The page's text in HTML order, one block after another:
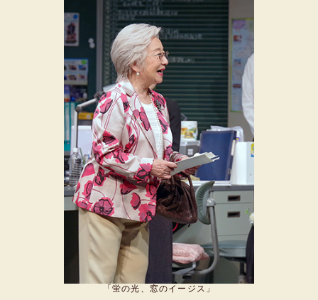
「蛍の光、窓のイージス」